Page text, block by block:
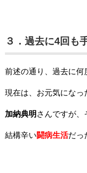
３．過去に4回も
前述の通り、過去に何
現在は、お元気になっ
加納典明 さんですが、
結構辛い闘病生活だっ